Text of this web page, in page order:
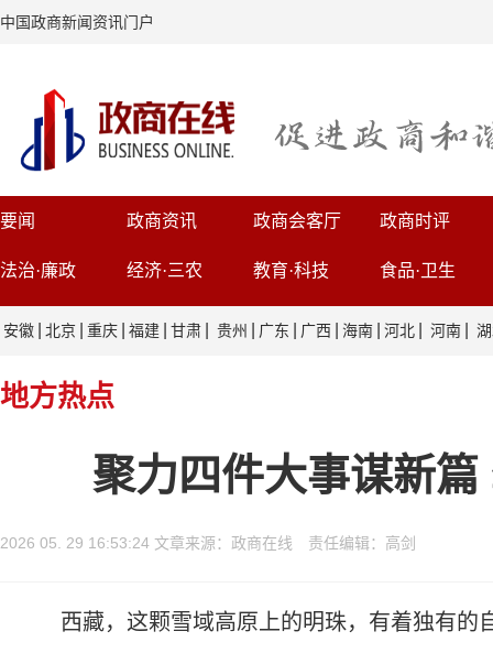
中国政商新闻资讯门户
要闻 政商资讯 政商会客厅 政商时评
法治·廉政 经济·三农 教育·科技 食品·卫生
安徽 北京 重庆 福建 甘肃 贵州 广东 广西 海南 河北 河南
地方热点
聚力四件大事谋新
2026 05. 29 16:53:24 文章来源：政商在线 责任编辑：高剑
西藏，这颗雪域高原上的明珠，有着独有的